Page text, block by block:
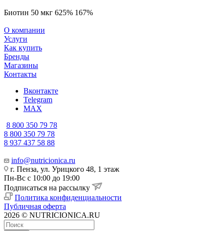
Биотин 50 мкг 625% 167%
О компании
Услуги
Как купить
Бренды
Магазины
Контакты
Вконтакте
Telegram
MAX
8 800 350 79 78
8 800 350 79 78
8 937 437 58 88
info@nutricionica.ru
г. Пенза, ул. Урицкого 48, 1 этаж
Пн-Вс с 10:00 до 19:00
Подписаться на рассылку
Политика конфиденциальности
Публичная оферта
2026 © NUTRICIONICA.RU